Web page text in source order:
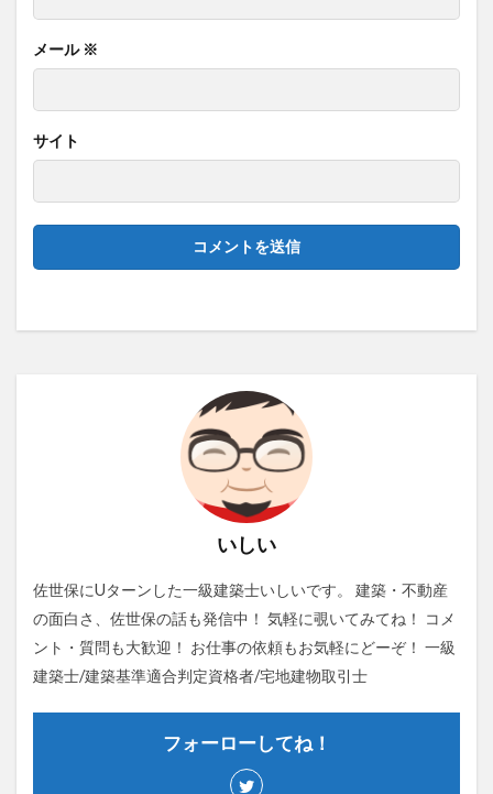
メール ※
サイト
いしい
佐世保にUターンした一級建築士いしいです。 建築・不動産
の面白さ、佐世保の話も発信中！ 気軽に覗いてみてね！ コメ
ント・質問も大歓迎！ お仕事の依頼もお気軽にどーぞ！ 一級
建築士/建築基準適合判定資格者/宅地建物取引士
フォーローしてね！